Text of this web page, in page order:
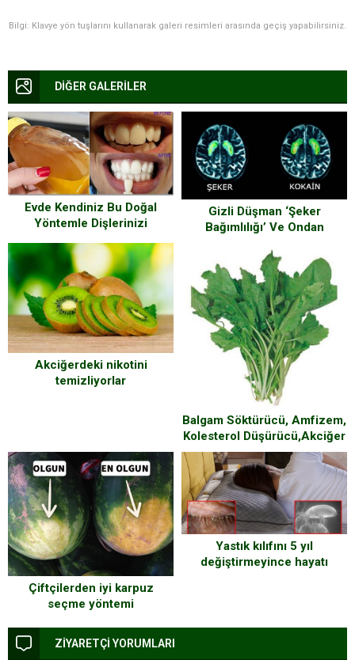
Bilgi: Klavye yön tuşlarını kullanarak galeri resimleri arasında geçiş yapabilirsiniz.
DİĞER GALERİLER
Evde Kendiniz Bu Doğal
Yöntemle Dişlerinizi
Hem de Sadece Her Evde
Bulunan 3 Malzeme ile
Gizli Düşman ‘Şeker
Bağımlılığı’ Ve Ondan
Gelecek 5 Şey
Akciğerdeki nikotini
temizliyorlar
Balgam Söktürücü, Amfizem,
Kolesterol Düşürücü,Akciğer
Kanserine Karşı Birebir
Çiftçilerden iyi karpuz
seçme yöntemi
Yastık kılıfını 5 yıl
değiştirmeyince hayatı
ZİYARETÇİ YORUMLARI